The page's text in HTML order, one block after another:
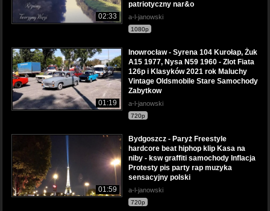
02:33
patriotyczny nar&o
a-l-janowski
1080p
01:19
Inowrocław - Syrena 104 Kurołap, Żuk
A15 1977, Nysa N59 1960 - Zlot Fiata
126p i Klasyków 2021 rok Maluchy
Vintage Oldsmobile Stare Samochody
Zabytkow
a-l-janowski
720p
01:59
Bydgoszcz - Paryż Freestyle
hardcore beat hiphop klip Kasa na
niby - ksw graffiti samochody Inflacja
Protesty pis party rap muzyka
sensacyjny polski
a-l-janowski
720p